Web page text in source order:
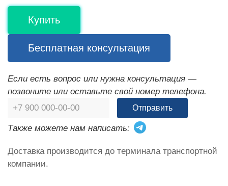
Купить
Бесплатная консультация
Если есть вопрос или нужна консультация —
позвоните или оставьте свой номер телефона.
Отправить
Также можете нам написать:
Доставка производится до терминала транспортной
компании.